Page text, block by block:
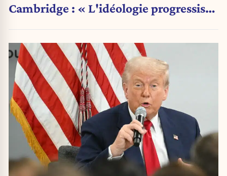
Cambridge : « L'idéologie progressiste